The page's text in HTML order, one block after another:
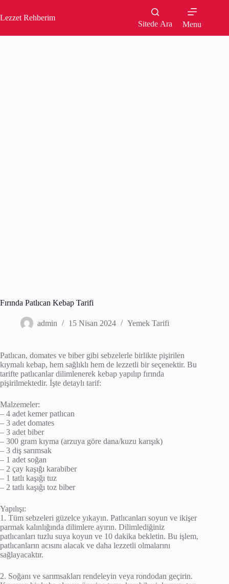
to
content
Lezzet Rehberim
Sitede Ara Menu
Fırında Patlıcan Kebap Tarifi
admin 15 Nisan 2024 Yemek Tarifi
Patlıcan, domates ve biber gibi sebzelerle birlikte pişirilen
kıymalı kebap, hem sağlıklı hem de lezzetli bir seçenektir. Bu
tarifte patlıcanlar dilimlenerek kebap yapılıp fırında
pişirilmektedir. İşte detaylı tarif:
Malzemeler:
– 4 adet kemer patlıcan
– 3 adet domates
– 3 adet biber
– 300 gram kıyma (arzuya göre dana/kuzu karışık)
– 3 diş sarımsak
– 1 adet soğan
– 2 çay kaşığı karabiber
– 1 tatlı kaşığı tuz
– 2 tatlı kaşığı toz biber
Yapılışı:
1. Tüm sebzeleri güzelce yıkayın. Patlıcanları soyun ve ikişer
parmak kalınlığında dilimlere ayırın. Dilimlediğiniz
patlıcanları tuzlu suya koyun ve 10 dakika bekletin. Bu işlem,
patlıcanların acısını alacak ve daha lezzetli olmalarını
sağlayacaktır.
2. Soğanı ve sarımsakları rendeleyin veya rondodan geçirin.